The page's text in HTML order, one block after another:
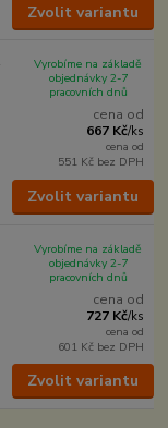
Zvolit variantu
cena od
667 Kč/ks
cena od
551 Kč bez DPH
Vyrobíme na základě
objednávky 2-7
pracovních dnů
Zvolit variantu
cena od
727 Kč/ks
cena od
601 Kč bez DPH
Vyrobíme na základě
objednávky 2-7
pracovních dnů
Zvolit variantu